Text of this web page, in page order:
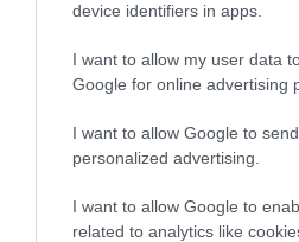
device identifiers in apps.
I want to allow my user data
Google for online advertising
I want to allow Google to
personalized advertising.
I want to allow Google to
related to analytics like
20
MEGOSZTÁS
NÖVÉNY